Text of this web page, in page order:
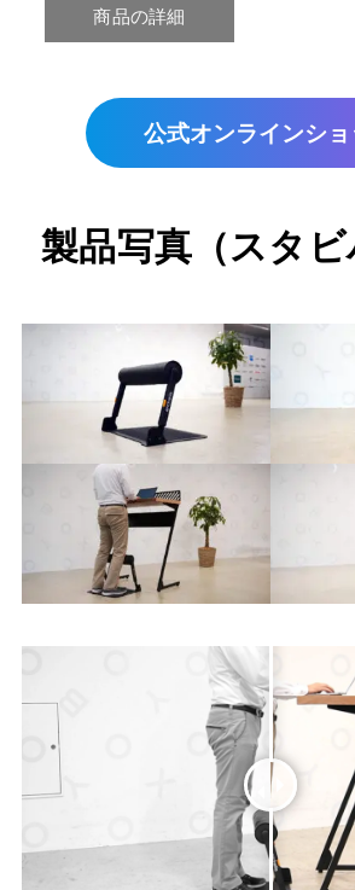
公式オンラインシ
製品写真 （スタ